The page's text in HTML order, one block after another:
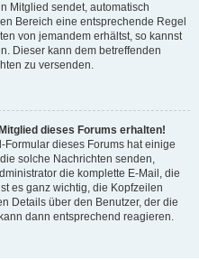
Mitglied sendet, automatisch
Bereich eine entsprechende Regel
von jemandem erhältst, so kannst
Dieser kann dem betreffenden
zu versenden.
dieses Forums erhalten!
Formular dieses Forums hat einige
solche Nachrichten senden,
die komplette E-Mail, die
es ganz wichtig, die Kopfzeilen
Details über den Benutzer, der die
dann entsprechend reagieren.